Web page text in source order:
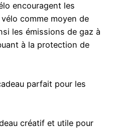
encouragent les
comme moyen de
les émissions de gaz à
à la protection de
parfait pour les
créatif et utile pour